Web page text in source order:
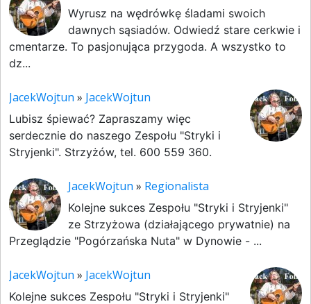
Wyrusz na wędrówkę śladami swoich
dawnych sąsiadów. Odwiedź stare cerkwie i
cmentarze. To pasjonująca przygoda. A wszystko to
dz...
JacekWojtun » JacekWojtun
Lubisz śpiewać? Zapraszamy więc
serdecznie do naszego Zespołu "Stryki i
Stryjenki". Strzyżów, tel. 600 559 360.
JacekWojtun » Regionalista
Kolejne sukces Zespołu "Stryki i Stryjenki"
ze Strzyżowa (działającego prywatnie) na
Przeglądzie "Pogórzańska Nuta" w Dynowie - ...
JacekWojtun » JacekWojtun
Kolejne sukces Zespołu "Stryki i Stryjenki"